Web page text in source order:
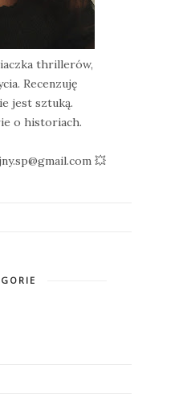
thrillerów,
Recenzuję
jest sztuką.
o historiach.
💥